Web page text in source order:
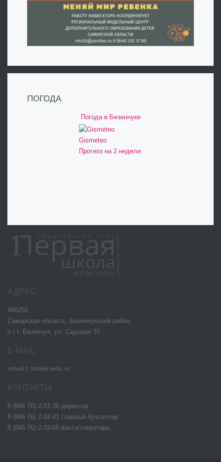
ПОГОДА
Погода в Безенчуке
Gismeteo
Прогноз на 2 недели
АДРЕС
446250,
Самарская область, Безенчукский район,
п.г.т. Безенчук, ул. Садовая 37
E-MAIL
КОНТАКТЫ
8 (846 76) 2-31-36 директор
8 (846 76) 2-32-41 главный бухгалтер
8 (846 76) 2-33-05 вахта/секретарь